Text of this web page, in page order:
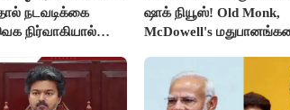
நடவடிக்கை
நிர்வாகியால்
ஷாக் நியூஸ்! Old Monk,
McDowell's